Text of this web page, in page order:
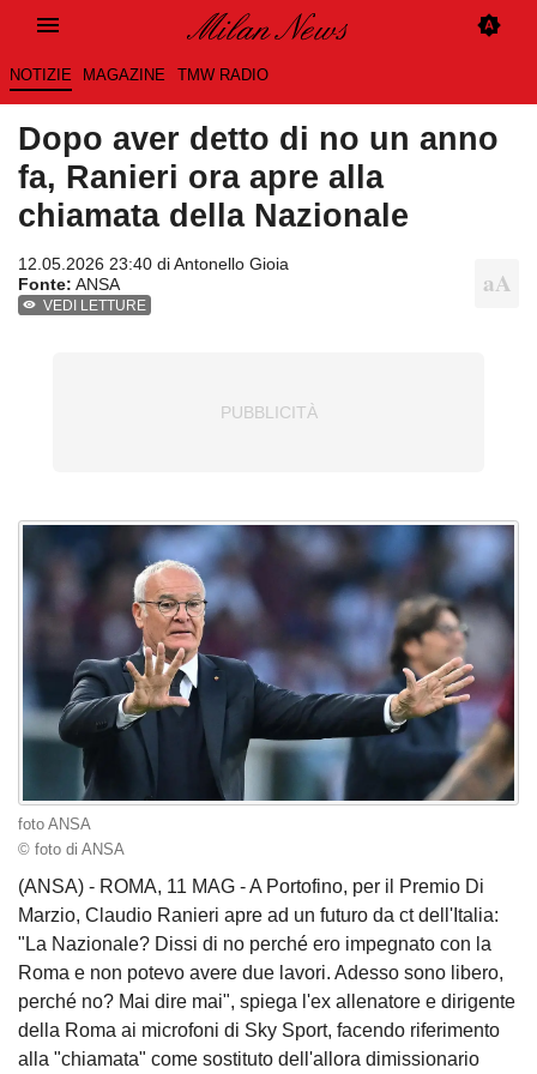
NOTIZIE MAGAZINE TMW RADIO
Dopo aver detto di no un anno
fa, Ranieri ora apre alla
chiamata della Nazionale
12.05.2026 23:40 diAntonello Gioia
Fonte: ANSA
VEDI LETTURE
foto ANSA
© foto di ANSA
(ANSA) - ROMA, 11 MAG - A Portofino, per il Premio Di
Marzio, Claudio Ranieri apre ad un futuro da ct dell'Italia:
"La Nazionale? Dissi di no perché ero impegnato con la
Roma e non potevo avere due lavori. Adesso sono libero,
perché no? Mai dire mai", spiega l'ex allenatore e dirigente
della Roma ai microfoni di Sky Sport, facendo riferimento
alla "chiamata" come sostituto dell'allora dimissionario